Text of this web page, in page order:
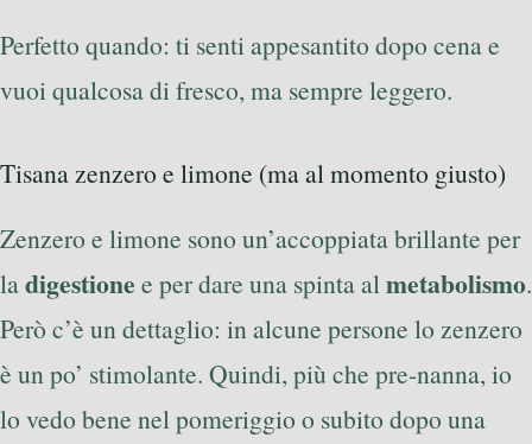
Perfetto quando: ti senti appesantito dopo cena e
vuoi qualcosa di fresco, ma sempre leggero.
Tisana zenzero e limone (ma al momento giusto)
Zenzero e limone sono un’accoppiata brillante per
ladigestione e per dare una spinta al metabolismo.
Però c’è un dettaglio: in alcune persone lo zenzero
è un po’ stimolante. Quindi, più che pre-nanna, io
lo vedo bene nel pomeriggio o subito dopo una